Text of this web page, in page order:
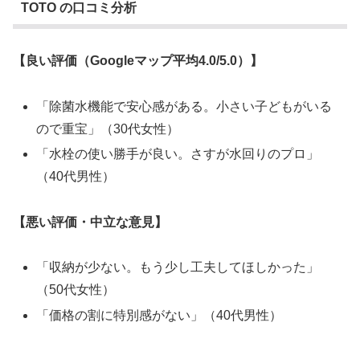
TOTO の口コミ分析
【良い評価（Googleマップ平均4.0/5.0）】
「除菌水機能で安心感がある。小さい子どもがいる
ので重宝」（30代女性）
「水栓の使い勝手が良い。さすが水回りのプロ」
（40代男性）
【悪い評価・中立な意見】
「収納が少ない。もう少し工夫してほしかった」
（50代女性）
「価格の割に特別感がない」（40代男性）